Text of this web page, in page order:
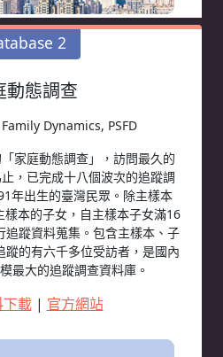
2
動態調查
Dynamics, PSFD
家庭動態調查」，訪問最久的
，已完成十八個波次的追蹤調
年出生的臺灣民眾。除主樣本
本的子女，自主樣本子女滿16
追蹤資料蒐集。包含主樣本、子
的有六千多位受訪者，是國內
最大的追蹤調查資料庫。
載| 官方網站